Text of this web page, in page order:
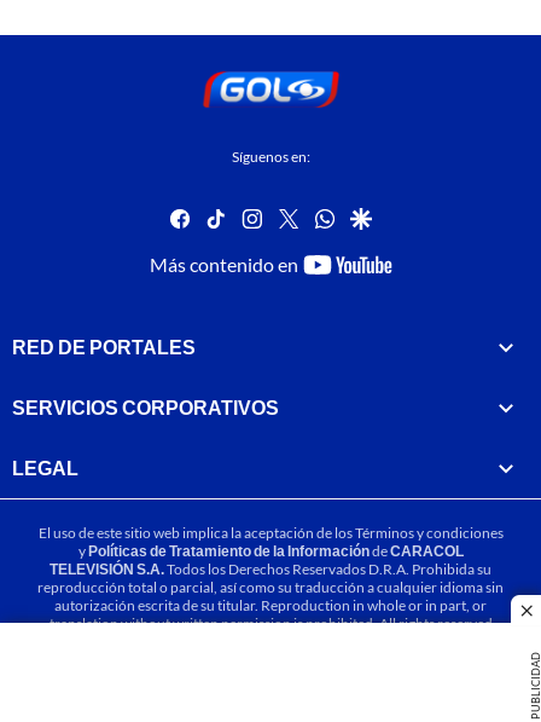
PUBLICIDAD
Síguenos en:
facebook
tiktok instagram
twitterwhatsapp
google
Más contenido en
youtube-
RED DE PORTALES
SERVICIOS CORPORATIVOS
LEGAL
El uso de este sitio web implica la aceptación de losTérminos y condiciones
yPolíticas de Tratamiento de la InformacióndeCARACOL
TELEVISIÓN S.A.Todos los Derechos Reservados D.R.A. Prohibida su
reproducción total o parcial, así como su traducción a cualquier idioma sin
autorización escrita de su titular. Reproduction in whole or in part, or
translation without written permission is prohibited. All rights reserved